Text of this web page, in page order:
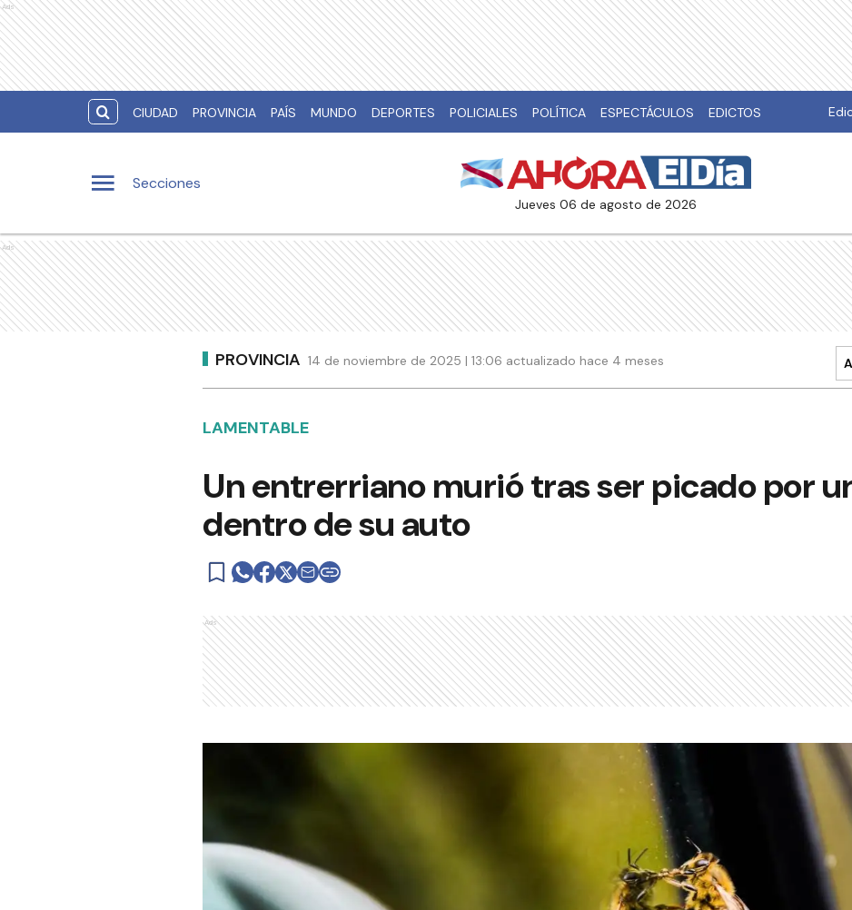
Ads
CIUDAD PROVINCIA PAÍS MUNDO DEPORTES POLICIALES POLÍTICA ESPECTÁCULOS EDICTOS
Secciones
jueves 06 de agosto de 2026
Ads
PROVINCIA 14 de noviembre de 2025 | 13:06 actualizado hace 4 meses
LAMENTABLE
Un entrerriano murió tras ser picado por
dentro de su auto
Ads